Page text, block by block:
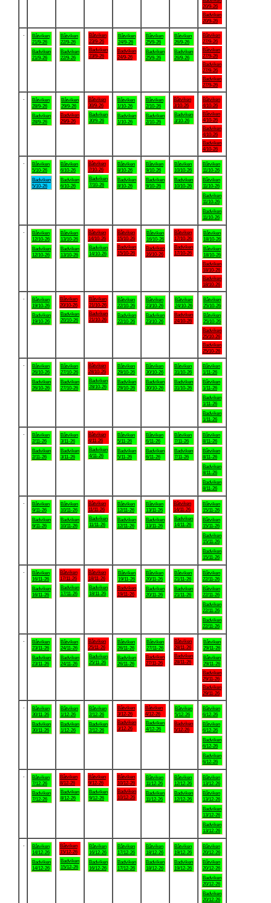
20/9-26
Badviken
20/9-26
Båtviken
21/9-26
Badviken
21/9-26
Båtviken
22/9-26
Badviken
22/9-26
Båtviken
23/9-26
Badviken
23/9-26
Båtviken
24/9-26
Badviken
24/9-26
Båtviken
25/9-26
Badviken
25/9-26
Båtviken
26/9-26
Badviken
26/9-26
Båtviken
27/9-26
Båtviken
27/9-26
Badviken
27/9-26
Badviken
27/9-26
Båtviken
28/9-26
Badviken
28/9-26
Båtviken
29/9-26
Badviken
29/9-26
Båtviken
30/9-26
Badviken
30/9-26
Båtviken
1/10-26
Badviken
1/10-26
Båtviken
2/10-26
Badviken
2/10-26
Båtviken
3/10-26
Badviken
3/10-26
Båtviken
4/10-26
Båtviken
4/10-26
Badviken
4/10-26
Badviken
4/10-26
Båtviken
5/10-26
Badviken
5/10-26
Båtviken
6/10-26
Badviken
6/10-26
Båtviken
7/10-26
Badviken
7/10-26
Båtviken
8/10-26
Badviken
8/10-26
Båtviken
9/10-26
Badviken
9/10-26
Båtviken
10/10-26
Badviken
10/10-26
Båtviken
11/10-26
Båtviken
11/10-26
Badviken
11/10-26
Badviken
11/10-26
Båtviken
12/10-26
Badviken
12/10-26
Båtviken
13/10-26
Badviken
13/10-26
Båtviken
14/10-26
Badviken
14/10-26
Båtviken
15/10-26
Badviken
15/10-26
Båtviken
16/10-26
Badviken
16/10-26
Båtviken
17/10-26
Badviken
17/10-26
Båtviken
18/10-26
Båtviken
18/10-26
Badviken
18/10-26
Badviken
18/10-26
Båtviken
19/10-26
Badviken
19/10-26
Båtviken
20/10-26
Badviken
20/10-26
Båtviken
21/10-26
Badviken
21/10-26
Båtviken
22/10-26
Badviken
22/10-26
Båtviken
23/10-26
Badviken
23/10-26
Båtviken
24/10-26
Badviken
24/10-26
Båtviken
25/10-26
Båtviken
25/10-26
Badviken
25/10-26
Badviken
25/10-26
Båtviken
26/10-26
Badviken
26/10-26
Båtviken
27/10-26
Badviken
27/10-26
Båtviken
28/10-26
Badviken
28/10-26
Båtviken
29/10-26
Badviken
29/10-26
Båtviken
30/10-26
Badviken
30/10-26
Båtviken
31/10-26
Badviken
31/10-26
Båtviken
1/11-26
Båtviken
1/11-26
Badviken
1/11-26
Badviken
1/11-26
Båtviken
2/11-26
Badviken
2/11-26
Båtviken
3/11-26
Badviken
3/11-26
Båtviken
4/11-26
Badviken
4/11-26
Båtviken
5/11-26
Badviken
5/11-26
Båtviken
6/11-26
Badviken
6/11-26
Båtviken
7/11-26
Badviken
7/11-26
Båtviken
8/11-26
Båtviken
8/11-26
Badviken
8/11-26
Badviken
8/11-26
Båtviken
9/11-26
Badviken
9/11-26
Båtviken
10/11-26
Badviken
10/11-26
Båtviken
11/11-26
Badviken
11/11-26
Båtviken
12/11-26
Badviken
12/11-26
Båtviken
13/11-26
Badviken
13/11-26
Båtviken
14/11-26
Badviken
14/11-26
Båtviken
15/11-26
Båtviken
15/11-26
Badviken
15/11-26
Badviken
15/11-26
Båtviken
16/11-26
Badviken
16/11-26
Båtviken
17/11-26
Badviken
17/11-26
Båtviken
18/11-26
Badviken
18/11-26
Båtviken
19/11-26
Badviken
19/11-26
Båtviken
20/11-26
Badviken
20/11-26
Båtviken
21/11-26
Badviken
21/11-26
Båtviken
22/11-26
Båtviken
22/11-26
Badviken
22/11-26
Badviken
22/11-26
Båtviken
23/11-26
Badviken
23/11-26
Båtviken
24/11-26
Badviken
24/11-26
Båtviken
25/11-26
Badviken
25/11-26
Båtviken
26/11-26
Badviken
26/11-26
Båtviken
27/11-26
Badviken
27/11-26
Båtviken
28/11-26
Badviken
28/11-26
Båtviken
29/11-26
Båtviken
29/11-26
Badviken
29/11-26
Badviken
29/11-26
Båtviken
30/11-26
Badviken
30/11-26
Båtviken
1/12-26
Badviken
1/12-26
Båtviken
2/12-26
Badviken
2/12-26
Båtviken
3/12-26
Badviken
3/12-26
Båtviken
4/12-26
Badviken
4/12-26
Båtviken
5/12-26
Badviken
5/12-26
Båtviken
6/12-26
Båtviken
6/12-26
Badviken
6/12-26
Badviken
6/12-26
Båtviken
7/12-26
Badviken
7/12-26
Båtviken
8/12-26
Badviken
8/12-26
Båtviken
9/12-26
Badviken
9/12-26
Båtviken
10/12-26
Badviken
10/12-26
Båtviken
11/12-26
Badviken
11/12-26
Båtviken
12/12-26
Badviken
12/12-26
Båtviken
13/12-26
Båtviken
13/12-26
Badviken
13/12-26
Badviken
13/12-26
Båtviken
14/12-26
Badviken
14/12-26
Båtviken
15/12-26
Badviken
15/12-26
Båtviken
16/12-26
Badviken
16/12-26
Båtviken
17/12-26
Badviken
17/12-26
Båtviken
18/12-26
Badviken
18/12-26
Båtviken
19/12-26
Badviken
19/12-26
Båtviken
20/12-26
Båtviken
20/12-26
Badviken
20/12-26
Badviken
20/12-26